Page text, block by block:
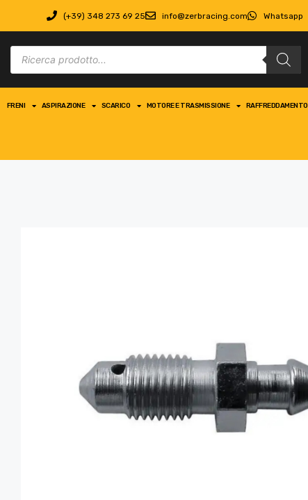
(+39) 348 273 69 25 info@zerbracing.com Whatsapp
FRENI ASPIRAZIONE SCARICO MOTORE E TRASMISSIONE RAFFREDDAMENTO